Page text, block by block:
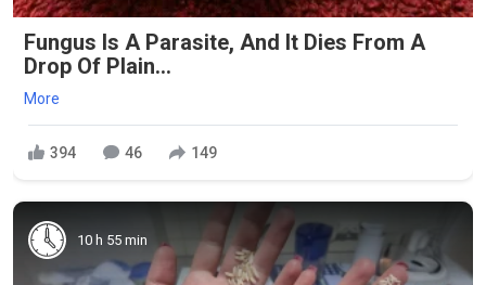
Fungus Is A Parasite, And It Dies From A
Drop Of Plain...
More
394 46 149
10 h 55 min